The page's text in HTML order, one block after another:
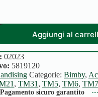
Aggiungi al
02023
5819120
Categorie: Bimby,
, TM31 , TM5, TM6, TM7
Pagamento sicuro garantito